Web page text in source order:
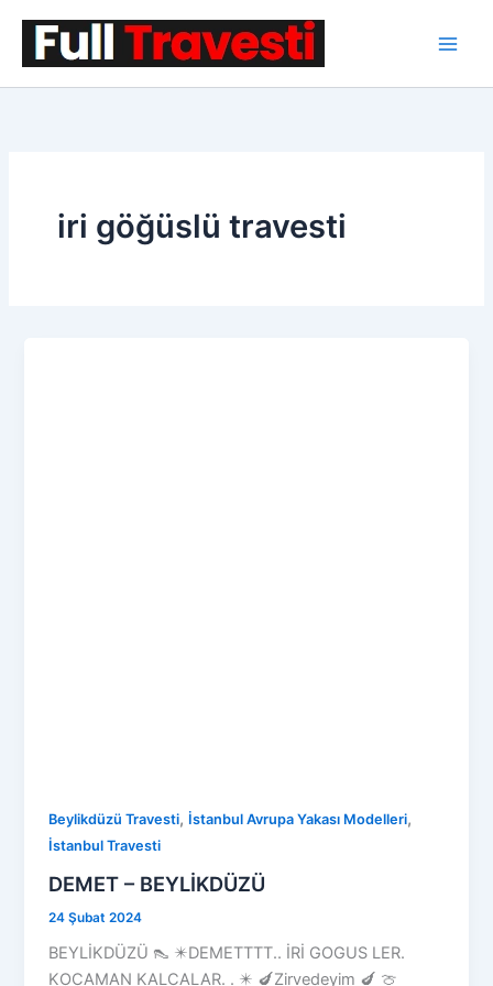
iri göğüslü travesti
Beylikdüzü Travesti, İstanbul Avrupa Yakası Modelleri,
İstanbul Travesti
DEMET – BEYLİKDÜZÜ
24 Şubat 2024
BEYLİKDÜZÜ 👠 ✴️DEMETTTT.. İRİ GOGUS LER.
KOCAMAN KALCALAR. . ✴️ 🍆Zirvedeyim 🍆 🍈